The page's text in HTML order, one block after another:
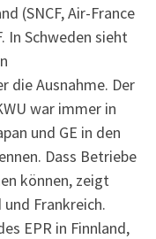
(SNCF, Air-France
In Schweden sieht
die Ausnahme. Der
war immer in
und GE in den
Dass Betriebe
können, zeigt
Frankreich.
EPR in Finnland,